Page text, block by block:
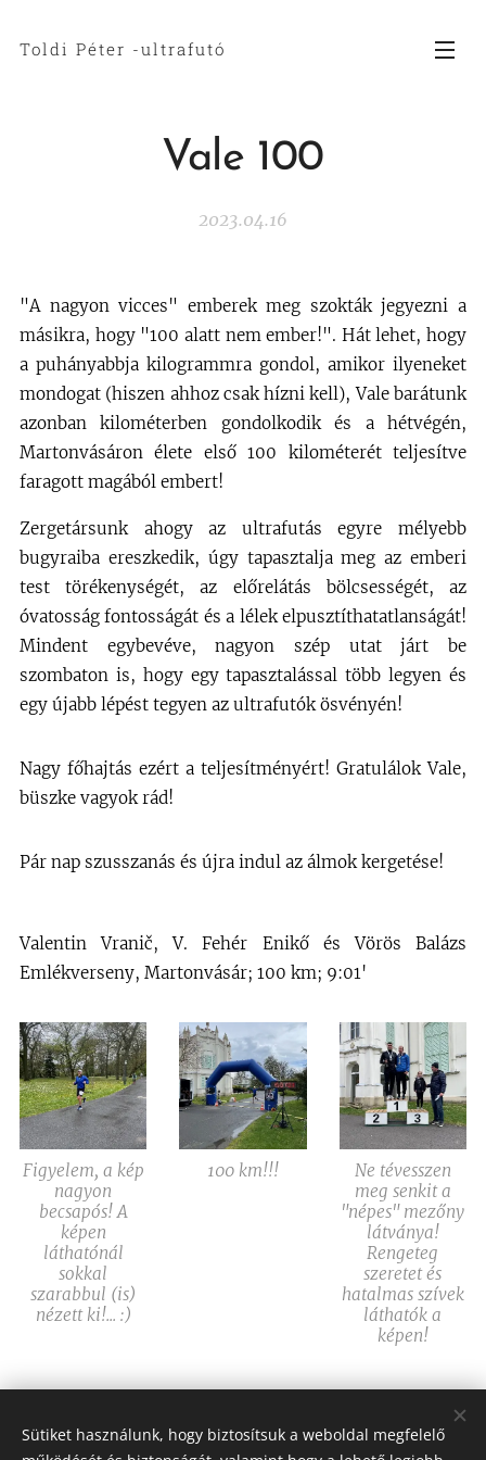
Toldi Péter -ultrafutó
Vale 100
2023.04.16
"A nagyon vicces" emberek meg szokták jegyezni a
másikra, hogy "100 alatt nem ember!". Hát lehet, hogy
a puhányabbja kilogrammra gondol, amikor ilyeneket
mondogat (hiszen ahhoz csak hízni kell), Vale barátunk
azonban kilométerben gondolkodik és a hétvégén,
Martonvásáron élete első 100 kilométerét teljesítve
faragott magából embert!
Zergetársunk ahogy az ultrafutás egyre mélyebb
bugyraiba ereszkedik, úgy tapasztalja meg az emberi
test törékenységét, az előrelátás bölcsességét, az
óvatosság fontosságát és a lélek elpusztíthatatlanságát!
Mindent egybevéve, nagyon szép utat járt be
szombaton is, hogy egy tapasztalással több legyen és
egy újabb lépést tegyen az ultrafutók ösvényén!
Nagy főhajtás ezért a teljesítményért! Gratulálok Vale,
büszke vagyok rád!
Pár nap szusszanás és újra indul az álmok kergetése!
Valentin Vranič, V. Fehér Enikő és Vörös Balázs
Emlékverseny, Martonvásár; 100 km; 9:01'
Figyelem, a kép
nagyon
becsapós! A
képen
láthatónál
sokkal
szarabbul (is)
nézett ki!... :)
100 km!!!
Ne tévesszen
meg senkit a
"népes" mezőny
látványa!
Rengeteg
szeretet és
hatalmas szívek
láthatók a
képen!
Sütiket használunk, hogy biztosítsuk a weboldal megfelelő